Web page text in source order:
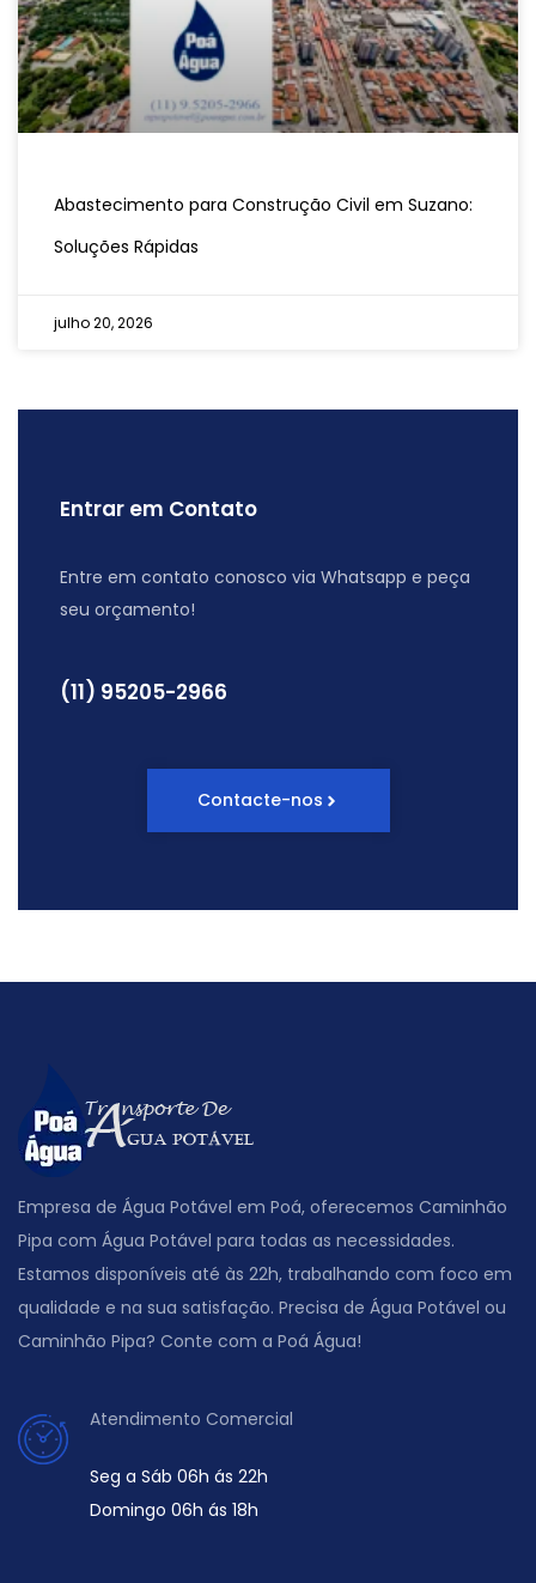
Abastecimento para Construção Civil em Suzano:
Soluções Rápidas
julho 20, 2026
Entrar em Contato
Entre em contato conosco via Whatsapp e peça
seu orçamento!
(11) 95205-2966
Contacte-nos
Empresa de Água Potável em Poá, oferecemos Caminhão
Pipa com Água Potável para todas as necessidades.
Estamos disponíveis até às 22h, trabalhando com foco em
qualidade e na sua satisfação. Precisa de Água Potável ou
Caminhão Pipa? Conte com a Poá Água!
Atendimento Comercial
Seg a Sáb 06h ás 22h
Domingo 06h ás 18h